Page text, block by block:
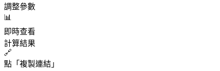
調整參數
📊
即時查看
計算結果
🔗
點「複製連結」